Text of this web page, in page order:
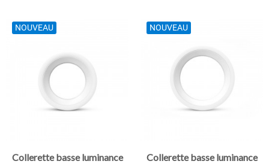
NOUVEAU
Collerette basse luminance
NOUVEAU
Collerette basse luminance